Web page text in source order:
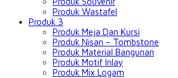
Produk Wastafel
Produk 3
Produk Meja Dan Kursi
Produk Nisan – Tombstone
Produk Material Bangunan
Produk Motif Inlay
Produk Mix Logam